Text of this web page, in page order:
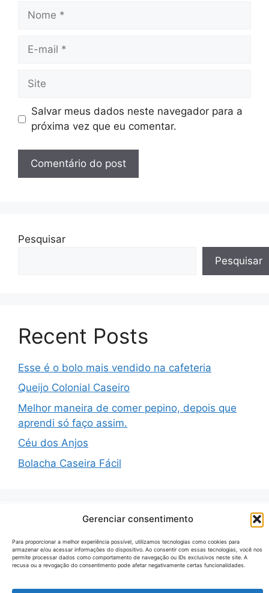
Gerenciar consentimento
Para proporcionar a melhor experiência possível, utilizamos tecnologias como cookies para
armazenar e/ou acessar informações do dispositivo. Ao consentir com essas tecnologias, você nos
permite processar dados como comportamento de navegação ou IDs exclusivos neste site. A
recusa ou a revogação do consentimento pode afetar negativamente certas funcionalidades.
Nome
Site
Salvar meus dados neste navegador para a
próxima vez que eu comentar.
Pesquisar
Pesquisar
Recent Posts
Esse é o bolo mais vendido na cafeteria
Queijo Colonial Caseiro
Melhor maneira de comer pepino, depois que
aprendi só faço assim.
Céu dos Anjos
Bolacha Caseira Fácil
Nenhum comentário para mostrar.